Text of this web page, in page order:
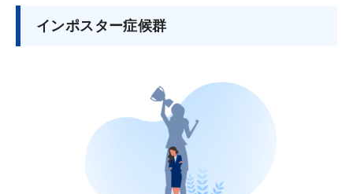
インポスター症候群